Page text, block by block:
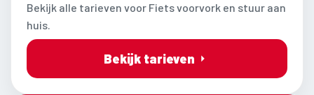
Bekijk alle tarieven voor Fiets voorvork en stuur aan
huis.
Bekijk tarieven